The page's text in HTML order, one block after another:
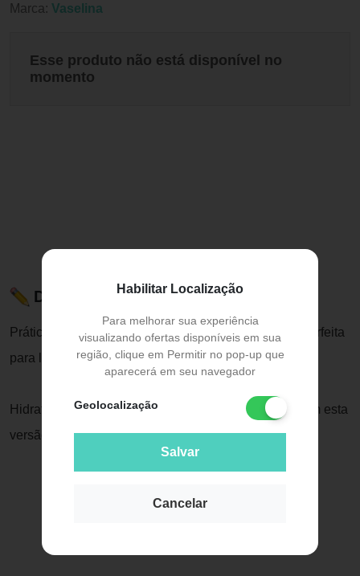
Habilitar Localização
Para melhorar sua experiência
visualizando ofertas disponíveis em sua
região, clique em Permitir no pop-up que
aparecerá em seu navegador
Geolocalização
Salvar
Cancelar
Marca: Vaselina
Esse produto não está disponível no
momento
Descrição do Produto
Prática e eficaz, a Vaselina Sólida de 45g da Lbs é perfeita
para levar na bolsa.
Hidrate e proteja sua pele onde quer que você vá, com esta
versão compacta e fácil de usar.